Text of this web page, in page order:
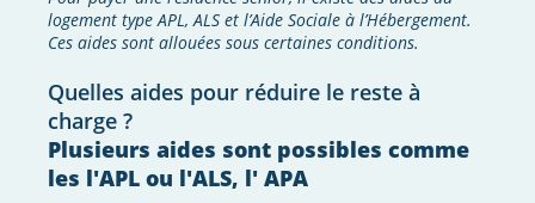
logement type APL, ALS et l’Aide Sociale à l’Hébergement.
Ces aides sont allouées sous certaines conditions.
Quelles aides pour réduire le reste à
charge ?
Plusieurs aides sont possibles comme
les l'APL ou l'ALS, l' APA